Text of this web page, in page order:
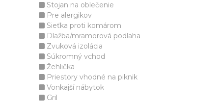
Stojan na oblečenie
Pre alergikov
Sieťka proti komárom
Dlažba/mramorová podlaha
Zvuková izolácia
Súkromný vchod
Žehlička
Priestory vhodné na piknik
Vonkajší nábytok
Gril